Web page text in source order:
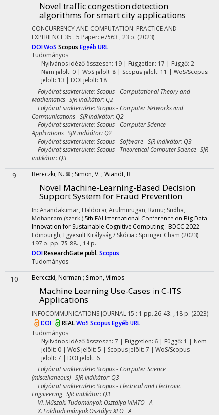
Novel traffic congestion detection
algorithms for smart city applications
CONCURRENCY AND COMPUTATION: PRACTICE AND
EXPERIENCE35 : 5 Paper: e7563 , 23 p. (2023)
DOIWoS Scopus Egyéb URL
Tudományos
Nyilvános idéző összesen: 19| Független: 17 | Függő: 2 |
Nem jelölt: 0 | WoS jelölt: 8 | Scopus jelölt: 11 | WoS/Scopus
jelölt: 13 | DOI jelölt: 18
Folyóirat szakterülete: Scopus - Computational Theory and
Mathematics SJR indikátor: Q2
Folyóirat szakterülete: Scopus - Computer Networks and
Communications SJR indikátor: Q2
Folyóirat szakterülete: Scopus - Computer Science
Applications SJR indikátor: Q2
Folyóirat szakterülete: Scopus - Software SJR indikátor: Q3
Folyóirat szakterülete: Scopus - Theoretical Computer Science SJR
indikátor: Q3
9 Bereczki, N. ✉ ; Simon, V. ; Wiandt, B.
Novel Machine-Learning-Based Decision
Support System for Fraud Prevention
In: Anandakumar, Haldorai; Arulmurugan, Ramu; Sudha,
Mohanram (szerk.)5th EAI International Conference on Big Data
Innovation for Sustainable Cognitive Computing : BDCC 2022
Edinburgh, Egyesült Királyság / Skócia : Springer Cham (2023)
197 p. pp. 75-88. , 14 p.
DOIResearchGate publ. Scopus
Tudományos
10 Bereczki, Norman ; Simon, Vilmos
Machine Learning Use-Cases in C-ITS
Applications
INFOCOMMUNICATIONS JOURNAL 15 : 1 pp. 26-43. , 18 p. (2023)
DOI
REALWoS Scopus Egyéb URL
Tudományos
Nyilvános idéző összesen: 7 | Független: 6 | Függő: 1 | Nem
jelölt: 0 | WoS jelölt: 5 | Scopus jelölt: 7 | WoS/Scopus
jelölt: 7 | DOI jelölt: 6
Folyóirat szakterülete: Scopus - Computer Science
(miscellaneous) SJR indikátor: Q3
Folyóirat szakterülete: Scopus - Electrical and Electronic
Engineering SJR indikátor: Q3
VI. Műszaki Tudományok Osztálya VIMTO A
X. Földtudományok Osztálya XFO A